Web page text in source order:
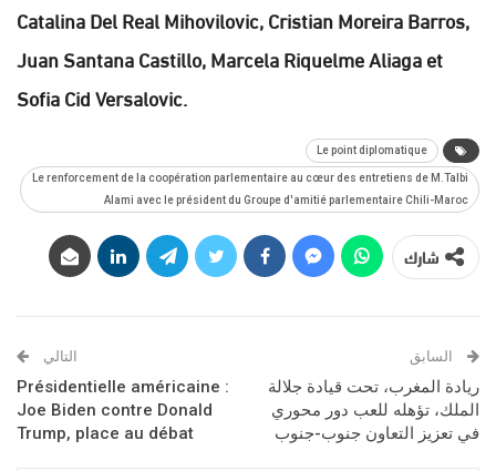
Catalina Del Real Mihovilovic, Cristian Moreira Barros,
Juan Santana Castillo, Marcela Riquelme Aliaga et
Sofia Cid Versalovic.
Le point diplomatique
Le renforcement de la coopération parlementaire au cœur des entretiens de M.Talbi
Alami avec le président du Groupe d'amitié parlementaire Chili-Maroc
شارك
السابق
ريادة المغرب، تحت قيادة جلالة
الملك، تؤهله للعب دور محوري
في تعزيز التعاون جنوب-جنوب
التالي
Présidentielle américaine :
Joe Biden contre Donald
Trump, place au débat